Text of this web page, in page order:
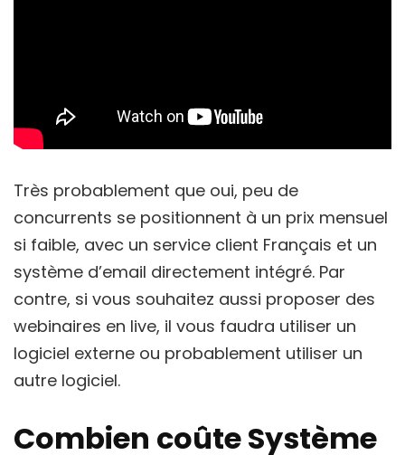
Très probablement que oui, peu de
concurrents se positionnent à un prix mensuel
si faible, avec un service client Français et un
système d’email directement intégré. Par
contre, si vous souhaitez aussi proposer des
webinaires en live, il vous faudra utiliser un
logiciel externe ou probablement utiliser un
autre logiciel.
Combien coûte Système